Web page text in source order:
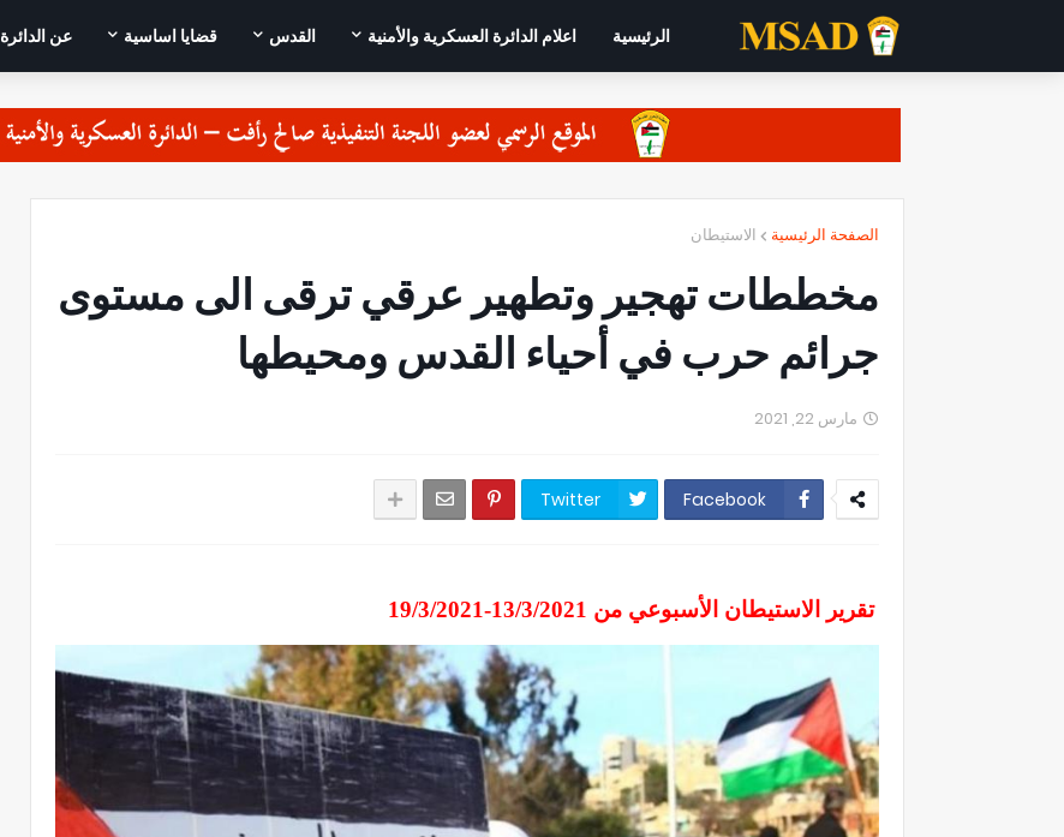
الرئيسية اعلام الدائرة العسكرية والأمنية القدس قضايا اساسية عن الدائرة
الصفحة الرئيسية الاستيطان
مخططات تهجير وتطهير عرقي ترقى الى مستوى
جرائم حرب في أحياء القدس ومحيطها
مارس 22, 2021
Facebook
Twitter
تقرير الاستيطان الأسبوعي من 13/3/2021-19/3/2021